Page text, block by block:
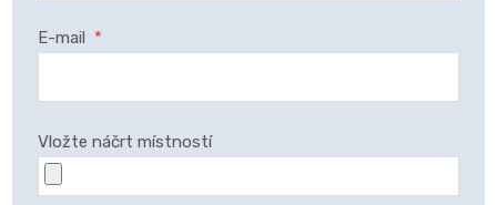
E-mail *
Vložte náčrt místností